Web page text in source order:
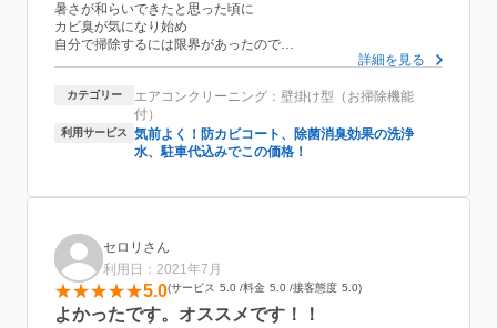
暑さが和らいできたと思った頃に
カビ臭が気になり始め
自分で掃除するには限界があったので
お掃除後の部屋の空気がクリーンな感じが
たいへん心地よかったです。
エアコンの効きもぜんぜん違いました。
丁寧にご対応頂いてとても感じもよろしかったので
詳細を見る
カテゴリー
エアコンクリーニング：壁掛け型（お掃除機能
付）
利用サービス
気前よく！防カビコート、除菌消臭効果の洗浄
水、駐車代込みでこの価格！
セロリさん
利用日：2021年7月
5.0 サービス 5.0 料金 5.0 接客態度 5.0
よかったです。オススメです！！